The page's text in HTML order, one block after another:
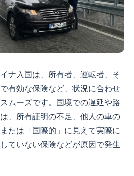
ナ入国は、所有者、運転者、そ
有効な保険など、状況に合わせ
ムーズです。国境での遅延や路
、所有証明の不足、他人の車の
たは「国際的」に見えて実際に
ていない保険などが原因で発生